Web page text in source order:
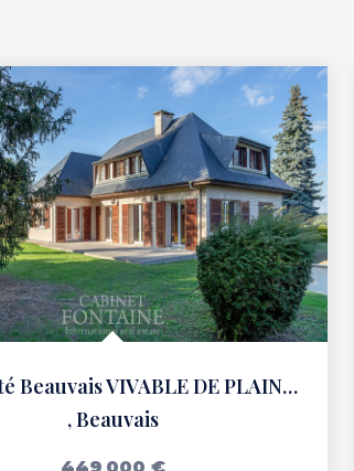
Propriété Beauvais VIVABLE DE PLAIN PIED
,Beauvais